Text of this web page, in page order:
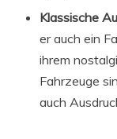
Klassische
er auch ein
ihrem
Fahrzeuge
auch